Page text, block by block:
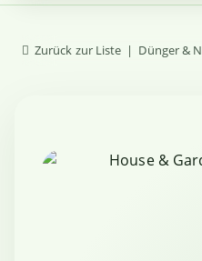
Zurück zur Liste Dünger &